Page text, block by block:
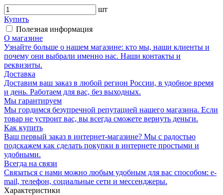
шт
Купить
Полезная информация
О магазине
Узнайте больше о нашем магазине: кто мы, наши клиенты и
почему они выбрали именно нас. Наши контакты и
реквизиты.
Доставка
Доставим ваш заказ в любой регион России, в удобное время
и день. Работаем для вас, без выходных.
Мы гарантируем
Мы гордимся безупречной репутацией нашего магазина. Если
товар не устроит вас, вы всегда сможете вернуть деньги.
Как купить
Ваш первый заказ в интернет-магазине? Мы с радостью
подскажем как сделать покупки в интернете простыми и
удобными.
Всегда на связи
Связаться с нами можно любым удобным для вас способом: e-
mail, телефон, социальные сети и мессенджеры.
Характеристики